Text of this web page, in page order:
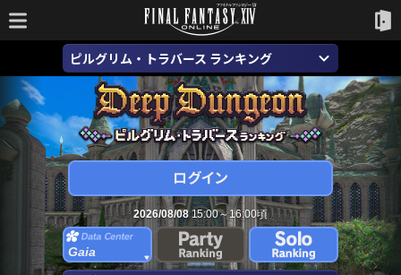
ピルグリム・トラバース ランキング
2026/08/0815:00～16:00頃
Gaia